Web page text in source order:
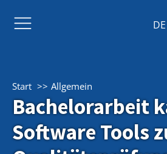
DE
Start Allgemein
Bachelorarbeit
Software Tools